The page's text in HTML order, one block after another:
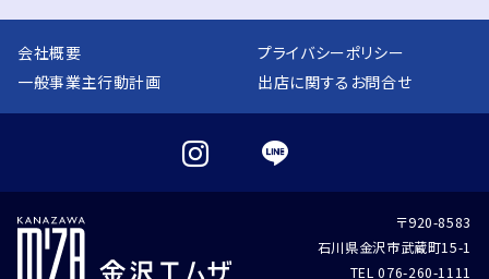
会社概要
プライバシーポリシー
一般事業主行動計画
出店に関するお問合せ
〒920-8583
石川県金沢市武蔵町15-1
TEL 076-260-1111